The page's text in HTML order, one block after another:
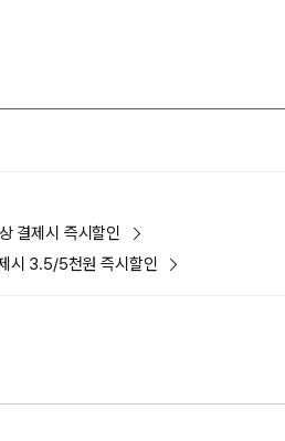
결제시 즉시할인
시 3.5/5천원 즉시할인